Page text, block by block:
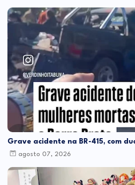
Grave acidente na BR-415, com
agosto 07, 2026